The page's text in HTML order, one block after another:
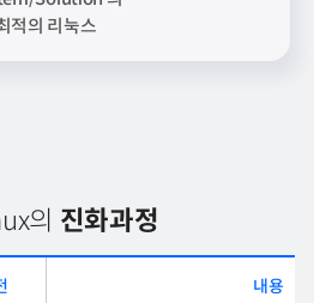
적의 리눅스
의 진화과정
내용